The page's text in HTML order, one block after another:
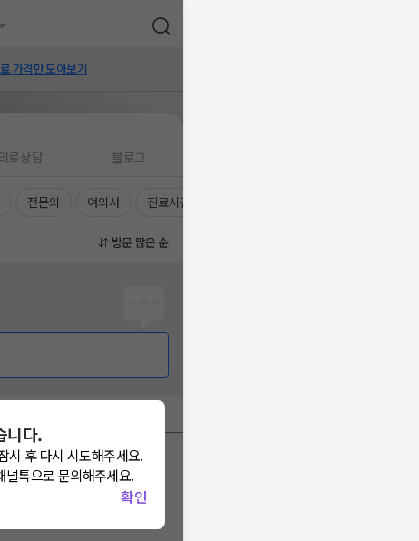
가격만 모아보기
료상담 블로그
전문의 여의사 진료시간
방문 많은 순
니다.
시 후 다시 시도해주세요.
톡으로 문의해주세요.
확인